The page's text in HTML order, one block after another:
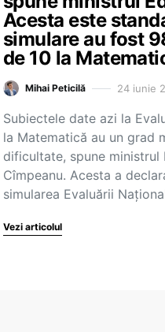
Acesta este
simulare au fost
de 10 la
Mihai Peticilă 24 iunie
Subiectele date azi la
la Matematică au un grad
dificultate, spune ministrul
Cîmpeanu. Acesta a
simularea Evaluării
Vezi articolul